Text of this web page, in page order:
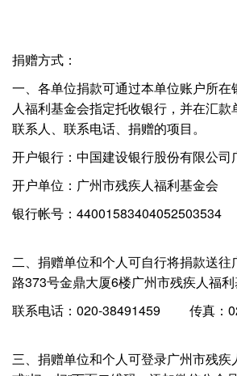
捐赠方式：
一、各单位捐款可通过本单位账户所
人福利基金会指定托收银行，并在汇款
联系人、联系电话、捐赠的项目。
开户银行：中国建设银行股份有限公司
开户单位：广州市残疾人福利基金会
银行帐号：44001583404052503534
二、捐赠单位和个人可自行将捐款送
路373号金鼎大厦6楼广州市残疾人福利
联系电话：020-38491459 传真：
三、捐赠单位和个人可登录广州市残疾